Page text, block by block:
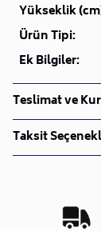
Yükseklik
Ürün Tipi:
Ek Bilgiler:
Teslimat ve
Teslimat ve
•
Kargo
Taksit